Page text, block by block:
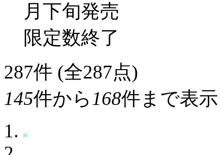
月下旬発売
限定数終了
287件 (全287点)
145件から 168件まで表示